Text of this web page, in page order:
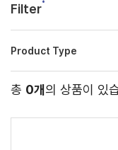
Filter
Product Type
총 0개의 상품이 있